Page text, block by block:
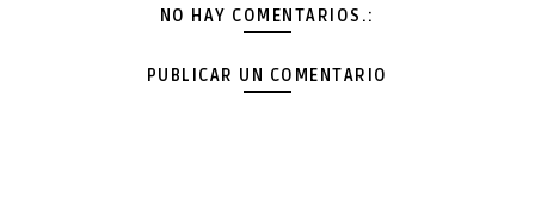
NO HAY COMENTARIOS.:
PUBLICAR UN COMENTARIO